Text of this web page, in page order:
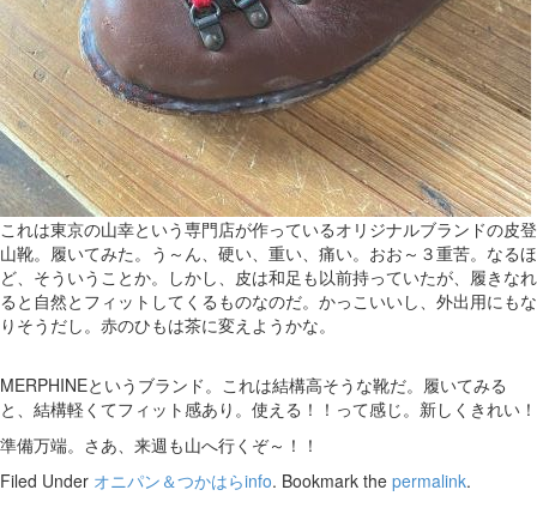
これは東京の山幸という専門店が作っているオリジナルブランドの皮登
山靴。履いてみた。う～ん、硬い、重い、痛い。おお～３重苦。なるほ
ど、そういうことか。しかし、皮は和足も以前持っていたが、履きなれ
ると自然とフィットしてくるものなのだ。かっこいいし、外出用にもな
りそうだし。赤のひもは茶に変えようかな。
MERPHINEというブランド。これは結構高そうな靴だ。履いてみる
と、結構軽くてフィット感あり。使える！！って感じ。新しくきれい！
準備万端。さあ、来週も山へ行くぞ～！！
Filed Under オニパン＆つかはらinfo. Bookmark the permalink.